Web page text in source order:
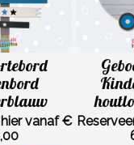
hier vanaf €